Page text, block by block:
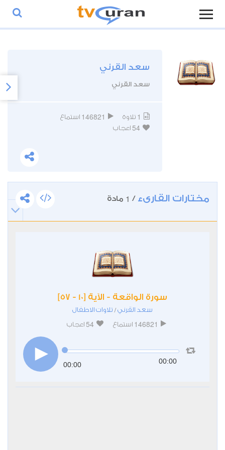
سعد القرني
سعد القرني
1 تلاوة 146821 استماع
54 اعجاب
مختارات القارىء /
1 مادة
سورة الواقعة - الآية [10 - 57]
سعد القرني/ تلاوات الاطفال
146821 استماع 54 اعجاب
00:00 00:00